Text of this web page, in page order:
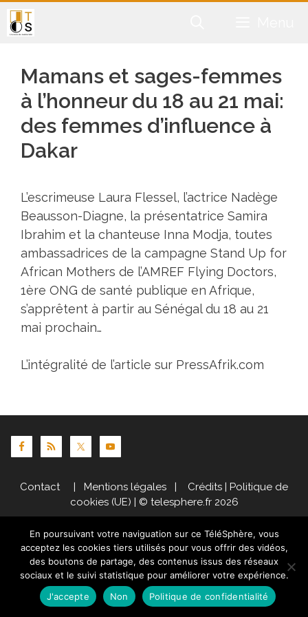
Aller
au
Mamans et sages-femmes
à l’honneur du 18 au 21 mai:
des femmes d’influence à
Dakar
L’escrimeuse Laura Flessel, l’actrice Nadège
Beausson-Diagne, la présentatrice Samira
Ibrahim et la chanteuse Inna Modja, toutes
ambassadrices de la campagne Stand Up for
African Mothers de l’AMREF Flying Doctors,
1ère ONG de santé publique en Afrique,
s’apprêtent à partir au Sénégal du 18 au 21
mai prochain…
L’intégralité de l’article sur PressAfrik.com
Contact| Mentions légales | Crédits | Politique de
cookies (UE) | © telesphere.fr 2026
En poursuivant votre naviguation sur ce TéléSphère, vous
acceptez les cookies tiers utilisés pour vous offrir des vidéos,
des boutons de partage, des contenus issus des réseaux
sociaux et le suivi statistique pour améliorer votre expérience.
J'accepte
Non Politique de confidentialité